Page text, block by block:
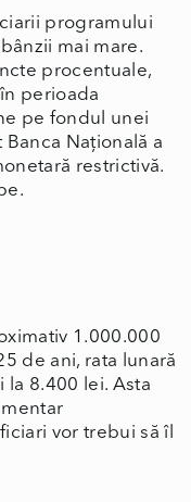
programului
mai mare.
procentuale,
perioada
pe fondul unei
Națională a
restrictivă.
1.000.000
de ani, rata lunară
la 8.400 lei. Asta
vor trebui să îl